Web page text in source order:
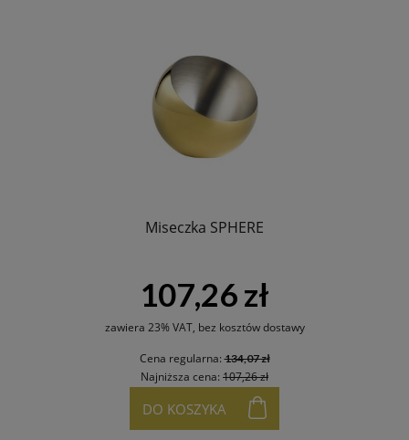
Miseczka SPHERE
107,26 zł
zawiera 23% VAT, bez kosztów dostawy
Cena regularna:134,07 zł
Najniższa cena: 107,26 zł
DO KOSZYKA